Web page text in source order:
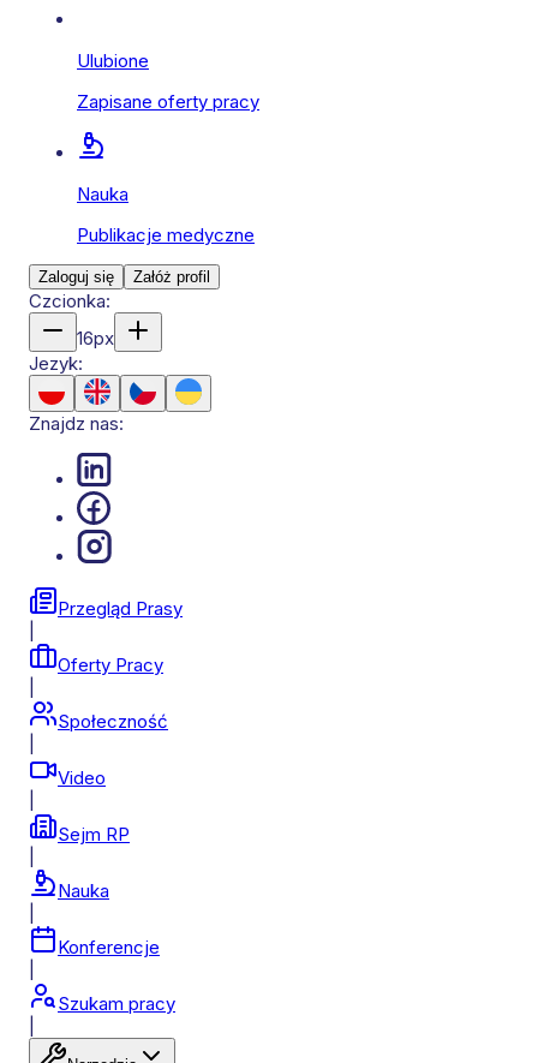
Ulubione
Zapisane oferty pracy
Nauka
Publikacje medyczne
Zaloguj się Załóż profil
Czcionka:
16px
Jezyk:
Znajdz nas:
Przegląd Prasy
Oferty Pracy
Społeczność
Video
Sejm RP
Nauka
Konferencje
Szukam pracy